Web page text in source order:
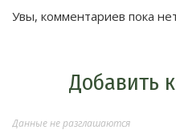
Увы, комментариев пока
Добавить
Данные не разглашаются